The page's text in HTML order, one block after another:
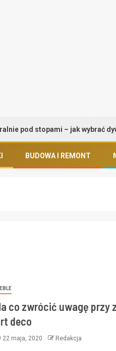
stopami – jak wybrać dywan
BUDOWA I REMONT
co zwrócić uwagę przy
deco
22 maja, 2020 Redakcja